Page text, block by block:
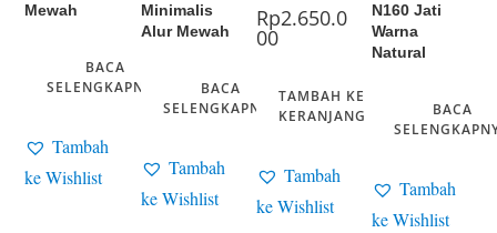
Mewah
BACA
SELENGKAPNYA
Tambah
ke Wishlist
Minimalis
Alur Mewah
BACA
SELENGKAPNYA
Tambah
ke Wishlist
Rp2.650.0
00
TAMBAH KE
KERANJANG
Tambah
ke Wishlist
N160 Jati
Warna
Natural
BACA
Tambah
ke Wishlist